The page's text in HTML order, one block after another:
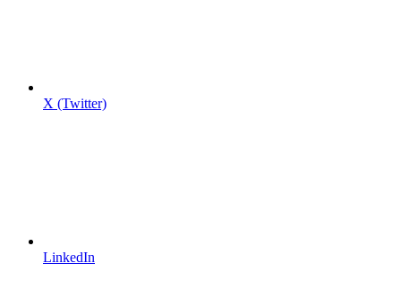
X (Twitter)
LinkedIn